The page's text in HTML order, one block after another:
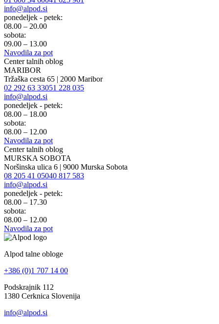
info@alpod.si
ponedeljek - petek:
08.00 – 20.00
sobota:
09.00 – 13.00
Navodila za pot
Center talnih oblog
MARIBOR
Tržaška cesta 65 | 2000 Maribor
02 292 63 33051 228 035
info@alpod.si
ponedeljek - petek:
08.00 – 18.00
sobota:
08.00 – 12.00
Navodila za pot
Center talnih oblog
MURSKA SOBOTA
Noršinska ulica 6 | 9000 Murska Sobota
08 205 41 05040 817 583
info@alpod.si
ponedeljek - petek:
08.00 – 17.30
sobota:
08.00 – 12.00
Navodila za pot
Alpod talne obloge
+386 (0)1 707 14 00
Podskrajnik 112
1380 Cerknica Slovenija
info@alpod.si